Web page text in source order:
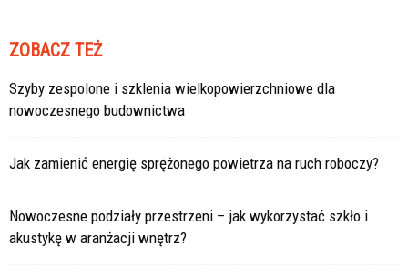
ZOBACZ TEŻ
Szyby zespolone i szklenia wielkopowierzchniowe dla
nowoczesnego budownictwa
Jak zamienić energię sprężonego powietrza na ruch roboczy?
Nowoczesne podziały przestrzeni – jak wykorzystać szkło i
akustykę w aranżacji wnętrz?